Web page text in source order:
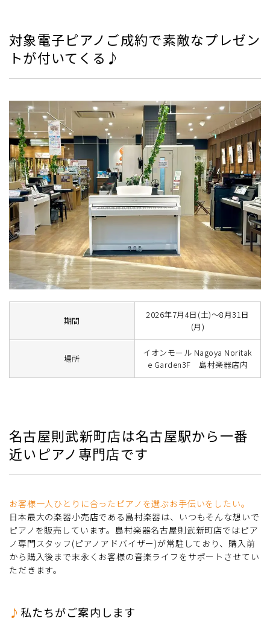
対象電子ピアノご成約で素敵なプレゼン
トが付いてくる♪
期間
2026年7月4日(土)～8月31日
(月)
場所
イオンモール Nagoya Noritak
e Garden3F 島村楽器店内
名古屋則武新町店は名古屋駅から一番
近いピアノ専門店です
お客様一人ひとりに合ったピアノを選ぶお手伝いをしたい。
日本最大の楽器小売店である島村楽器は、いつもそんな想いで
ピアノを販売しています。島村楽器名古屋則武新町店ではピア
ノ専門スタッフ(ピアノアドバイザー)が常駐しており、購入前
から購入後まで末永くお客様の音楽ライフをサポートさせてい
ただきます。
♪ 私たちがご案内します